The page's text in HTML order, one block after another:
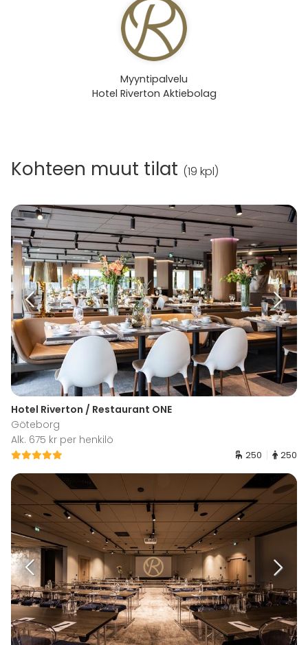
Myyntipalvelu
Hotel Riverton Aktiebolag
Kohteen muut tilat (19 kpl)
Hotel Riverton / Restaurant ONE
Göteborg
Alk. 675 kr per henkilö
250 250